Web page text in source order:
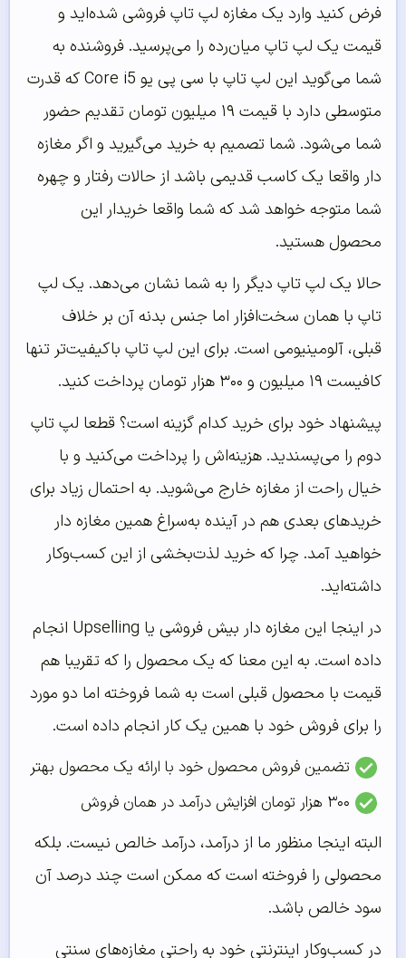
فرض کنید وارد یک مغازه لپ تاپ فروشی شده‌اید و
قیمت یک لپ تاپ میان‌رده را می‌پرسید. فروشنده به
شما می‌گوید این لپ تاپ با سی پی یو Core i5 که قدرت
متوسطی دارد با قیمت ۱۹ میلیون تومان تقدیم حضور
شما می‌شود. شما تصمیم به خرید می‌گیرید و اگر مغازه
دار واقعا یک کاسب قدیمی باشد از حالات رفتار و چهره
شما متوجه خواهد شد که شما واقعا خریدار این
محصول هستید.
حالا یک لپ تاپ دیگر را به شما نشان می‌دهد. یک لپ
تاپ با همان سخت‌افزار اما جنس بدنه آن بر خلاف
قبلی، آلومینیومی است. برای این لپ تاپ با‌کیفیت‌تر تنها
کافیست ۱۹ میلیون و ۳۰۰ هزار تومان پرداخت کنید.
پیشنهاد خود برای خرید کدام گزینه است؟ قطعا لپ تاپ
دوم را می‌پسندید. هزینه‌اش را پرداخت می‌کنید و با
خیال راحت از مغازه خارج می‌شوید. به احتمال زیاد برای
خریدهای بعدی هم در آینده به‌سراغ همین مغازه دار
خواهید آمد. چرا که خرید لذت‌بخشی از این کسب‌و‌کار
داشته‌اید.
در اینجا این مغازه دار بیش فروشی یا Upselling انجام
داده است. به این معنا که یک محصول را که تقریبا هم
قیمت با محصول قبلی است به شما فروخته اما دو مورد
را برای فروش خود با همین یک کار انجام داده است.
تضمین فروش محصول خود با ارائه یک محصول بهتر
۳۰۰ هزار تومان افزایش درآمد در همان فروش
البته اینجا منظور ما از درآمد، درآمد خالص نیست. بلکه
محصولی را فروخته است که ممکن است چند درصد آن
سود خالص باشد.
در کسب‌و‌کار اینترنتی خود به راحتی مغازه‌های سنتی